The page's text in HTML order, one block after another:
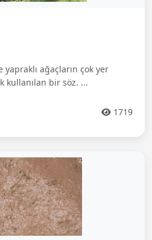
ağaçların çok yer
bir söz. ...
1719